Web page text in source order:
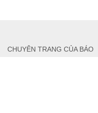
CHUYÊN TRANG CỦA BÁO